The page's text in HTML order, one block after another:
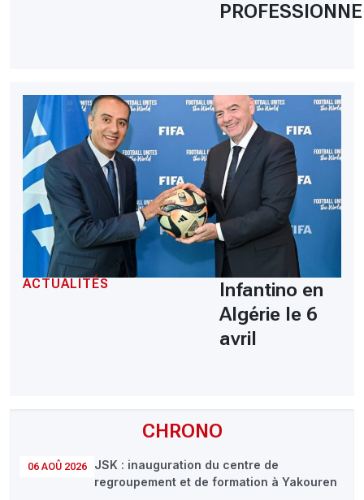
CHRONO
06 AOÛ 2026
JSK : inauguration du centre de
regroupement et de formation à Yakouren
ACTUALITÉS
Infantino en
Algérie le 6
avril